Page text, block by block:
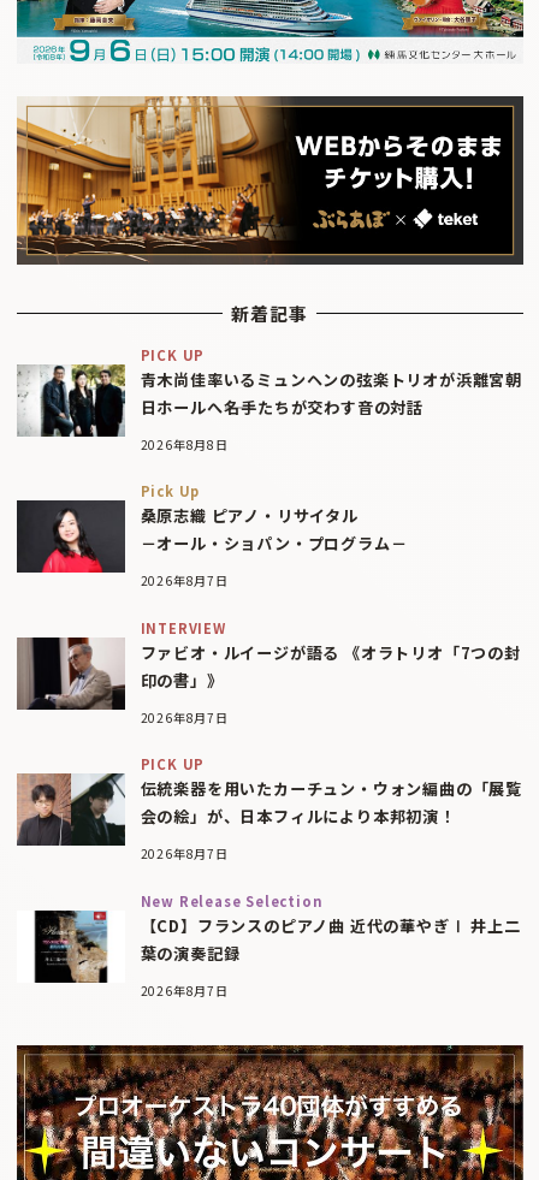
新着記事
PICK UP
青木尚佳率いるミュンヘンの弦楽トリオが浜離宮朝
日ホールへ――名手たちが交わす音の対話
2026年8月8日
Pick Up
桑原志織 ピアノ・リサイタル
－オール・ショパン・プログラム－
2026年8月7日
INTERVIEW
ファビオ・ルイージが語る 《オラトリオ「7つの封
印の書」》
2026年8月7日
PICK UP
伝統楽器を用いたカーチュン・ウォン編曲の「展覧
会の絵」が、日本フィルにより本邦初演！
2026年8月7日
New Release Selection
【CD】フランスのピアノ曲 近代の華やぎⅠ 井上二
葉の演奏記録
2026年8月7日